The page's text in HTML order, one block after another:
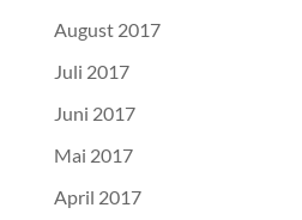
August 2017
Juli 2017
Juni 2017
Mai 2017
April 2017